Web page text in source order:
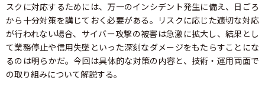
スクに対応するためには、万一のインシデント発生に備え、日ごろ
から十分対策を講じておく必要がある。リスクに応じた適切な対応
が行われない場合、サイバー攻撃の被害は急激に拡大し、結果とし
て業務停止や信用失墜といった深刻なダメージをもたらすことにな
るのは明らかだ。今回は具体的な対策の内容と、技術・運用両面で
の取り組みについて解説する。